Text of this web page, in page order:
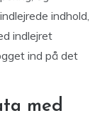
indhold,
indlejret
ind på det
med